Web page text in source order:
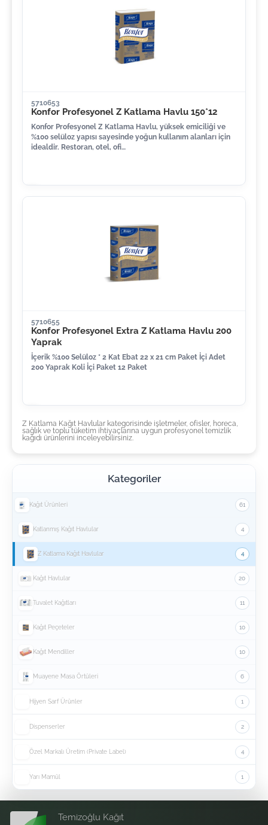
5710653
Konfor Profesyonel Z Katlama Havlu 150*12
Konfor Profesyonel Z Katlama Havlu, yüksek emiciliği ve
%100 selüloz yapısı sayesinde yoğun kullanım alanları için
idealdir. Restoran, otel, ofi…
5710655
Konfor Profesyonel Extra Z Katlama Havlu 200
Yaprak
İçerik %100 Selüloz * 2 Kat Ebat 22 x 21 cm Paket İçi Adet
200 Yaprak Koli İçi Paket 12 Paket
Z Katlama Kağıt Havlular kategorisinde işletmeler, ofisler, horeca,
sağlık ve toplu tüketim ihtiyaçlarına uygun profesyonel temizlik
kağıdı ürünlerini inceleyebilirsiniz.
Kategoriler
Kağıt Ürünleri 61
Katlanmış Kağıt Havlular 4
Z Katlama Kağıt Havlular 4
Kağıt Havlular 20
Tuvalet Kağıtları 11
Kağıt Peçeteler 10
Kağıt Mendiller 10
Muayene Masa Örtüleri 6
Hijyen Sarf Ürünler 1
Dispenserler 2
Özel Markalı Üretim (Private Label) 4
Yarı Mamül 1
Temizoğlu Kağıt